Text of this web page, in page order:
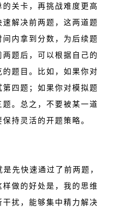
关卡，再挑战难度更高
解决前两题，这两道题
内拿到分数，为后续题
题后，可以根据自己的
题目。比如，如果你对
四题；如果你对模拟题
。总之，不要被某一道
持灵活的开题策略。
先快速通过了前两题，
做的好处是，我的思维
扰，能够集中精力解决